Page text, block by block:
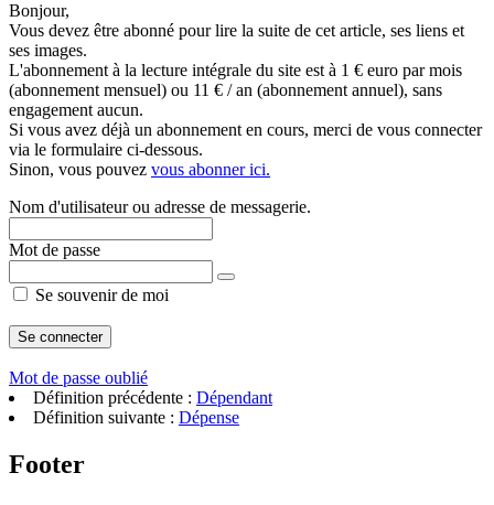
Bonjour,
Vous devez être abonné pour lire la suite de cet article, ses liens et
ses images.
L'abonnement à la lecture intégrale du site est à 1 € euro par mois
(abonnement mensuel) ou 11 € / an (abonnement annuel), sans
engagement aucun.
Si vous avez déjà un abonnement en cours, merci de vous connecter
via le formulaire ci-dessous.
Sinon, vous pouvez vous abonner ici.
Nom d'utilisateur ou adresse de messagerie.
Mot de passe
Se souvenir de moi
Mot de passe oublié
Définition précédente : Dépendant
Définition suivante : Dépense
Footer